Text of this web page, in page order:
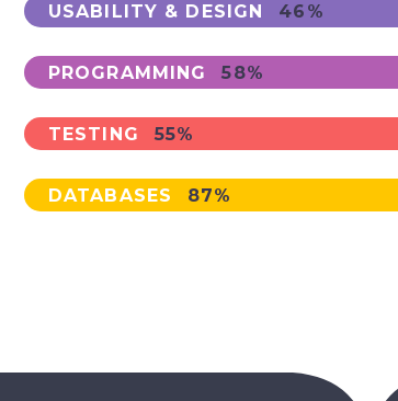
USABILITY & DESIGN 46%
PROGRAMMING 58%
TESTING 55%
DATABASES 87%